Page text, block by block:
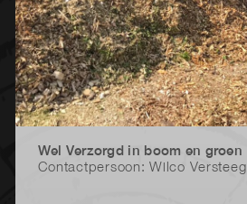
Wel Verzorgd in boom en groen
Contactpersoon: Wilco Versteeg